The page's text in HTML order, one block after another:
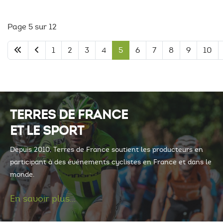
Page 5 sur 12
1 2 3 4 5 6 7 8 9 10
TERRES DE FRANCE
ET LE SPORT
Depuis 2010, Terres de France soutient les producteurs en
participant à des événements cyclistes en France et dans le
monde.
En savoir plus...